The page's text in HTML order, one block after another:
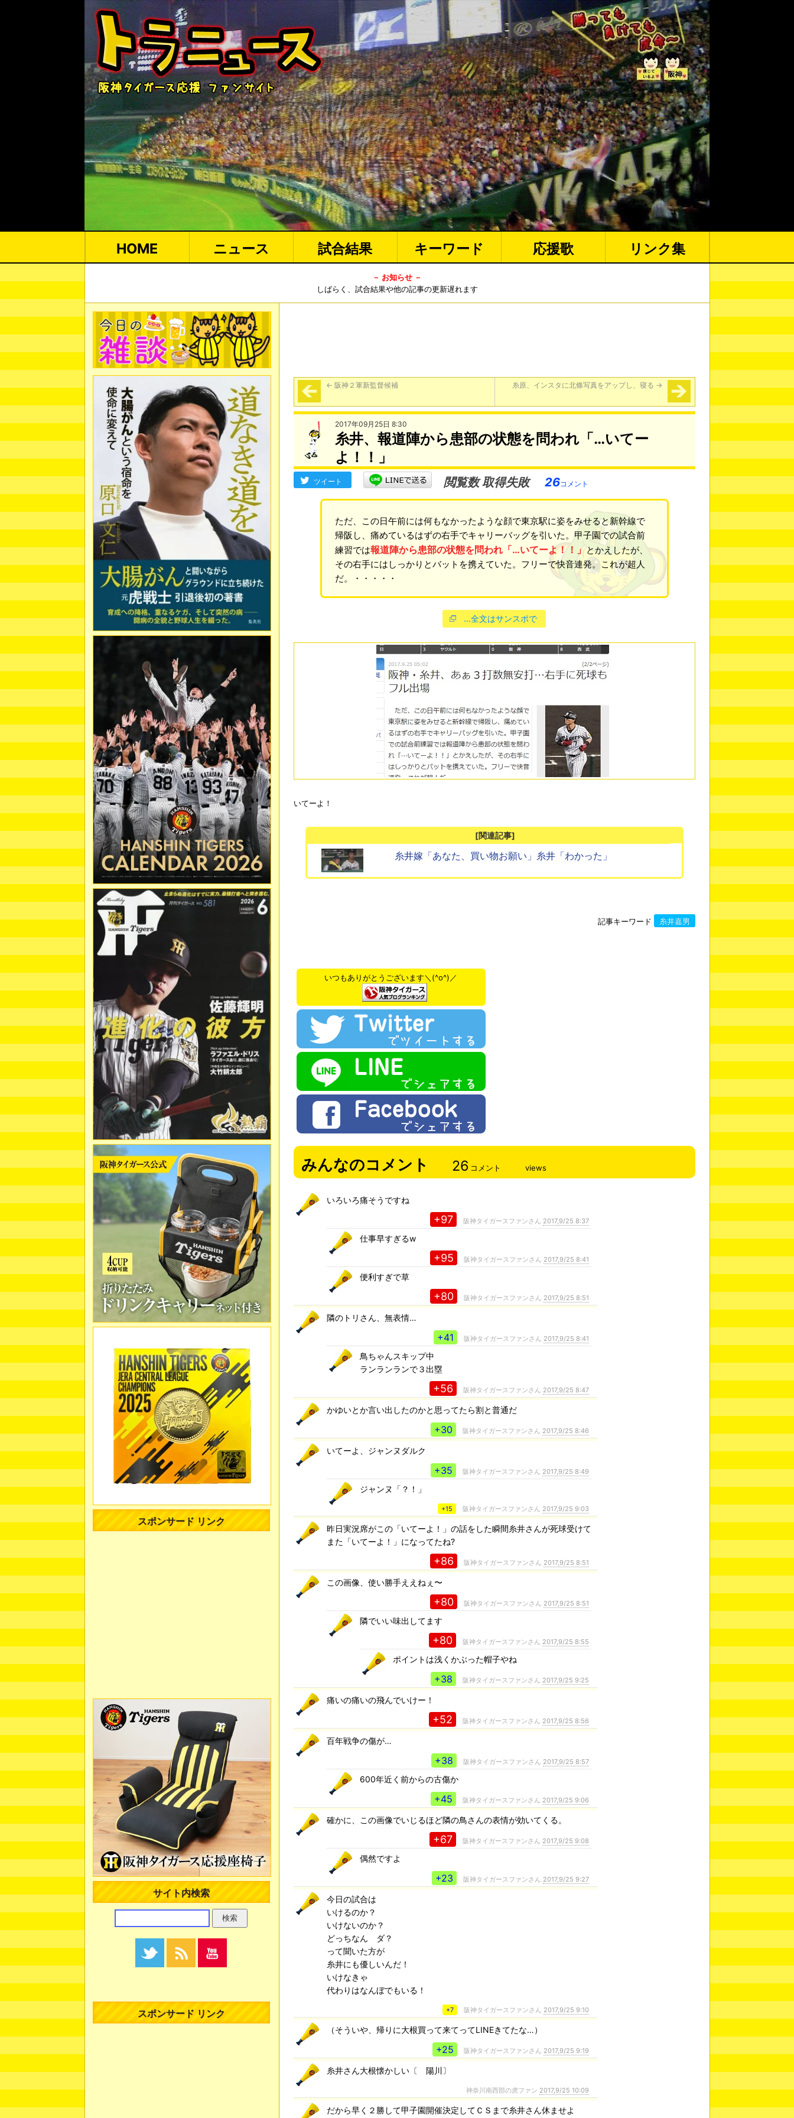
HOME ニュース 試合結果 キーワード 応援歌 リンク集
－ お知らせ －
しばらく、試合結果や他の記事の更新遅れます
← 阪神２軍新監督候補 糸原、インスタに北條写真をアップし、寝る →
2017年09月25日 8:30
糸井、報道陣から患部の状態を問われ「…いてー
よ！！」
ツイート 閲覧数 取得失敗 26コメント
ただ、この日午前には何もなかったような顔で東京駅に姿をみせると新幹線で
帰阪し、痛めているはずの右手でキャリーバッグを引いた。甲子園での試合前
練習では報道陣から患部の状態を問われ「…いてーよ！！」とかえしたが、
その右手にはしっかりとバットを携えていた。フリーで快音連発。これが超人
だ。・・・・・
…全文はサンスポで
いてーよ！
[関連記事]
糸井嫁「あなた、買い物お願い」糸井「わかった」
記事キーワード 糸井嘉男
いつもありがとうございます＼(^o^)／
みんなのコメント 26 コメント views
いろいろ痛そうですね
+97 阪神タイガースファンさん 2017,9/25 8:37
仕事早すぎるw
+95 阪神タイガースファンさん 2017,9/25 8:41
便利すぎで草
+80 阪神タイガースファンさん 2017,9/25 8:51
隣のトリさん、無表情…
+41 阪神タイガースファンさん 2017,9/25 8:41
鳥ちゃんスキップ中
ランランランで３出塁
+56 阪神タイガースファンさん 2017,9/25 8:47
かゆいとか言い出したのかと思ってたら割と普通だ
+30 阪神タイガースファンさん 2017,9/25 8:46
いてーよ、ジャンヌダルク
+35 阪神タイガースファンさん 2017,9/25 8:49
ジャンヌ「？！」
+15 阪神タイガースファンさん 2017,9/25 9:03
昨日実況席がこの「いてーよ！」の話をした瞬間糸井さんが死球受けて
また「いてーよ！」になってたね?
+86 阪神タイガースファンさん 2017,9/25 8:51
この画像、使い勝手ええねぇ〜
+80 阪神タイガースファンさん 2017,9/25 8:51
隣でいい味出してます
+80 阪神タイガースファンさん 2017,9/25 8:55
ポイントは浅くかぶった帽子やね
+38 阪神タイガースファンさん 2017,9/25 9:25
痛いの痛いの飛んでいけー！
+52 阪神タイガースファンさん 2017,9/25 8:56
百年戦争の傷が…
+38 阪神タイガースファンさん 2017,9/25 8:57
600年近く前からの古傷か
+45 阪神タイガースファンさん 2017,9/25 9:06
確かに、この画像でいじるほど隣の鳥さんの表情が効いてくる。
+67 阪神タイガースファンさん 2017,9/25 9:08
偶然ですよ
+23 阪神タイガースファンさん 2017,9/25 9:27
今日の試合は
いけるのか？
いけないのか？
どっちなん ダ？
って聞いた方が
糸井にも優しいんだ！
いけなきゃ
代わりはなんぼでもいる！
+7 阪神タイガースファンさん 2017,9/25 9:10
（そういや、帰りに大根買って来てってLINEきてたな…）
+25 阪神タイガースファンさん 2017,9/25 9:19
糸井さん大根懐かしい〔 陽川〕
神奈川南西部の虎ファン 2017,9/25 10:09
だから早く２勝して甲子園開催決定してＣＳまで糸井さん休ませよ
スポンサード リンク
サイト内検索
スポンサード リンク